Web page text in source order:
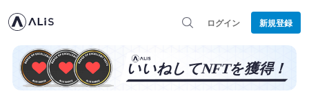
ログイン 新規登録